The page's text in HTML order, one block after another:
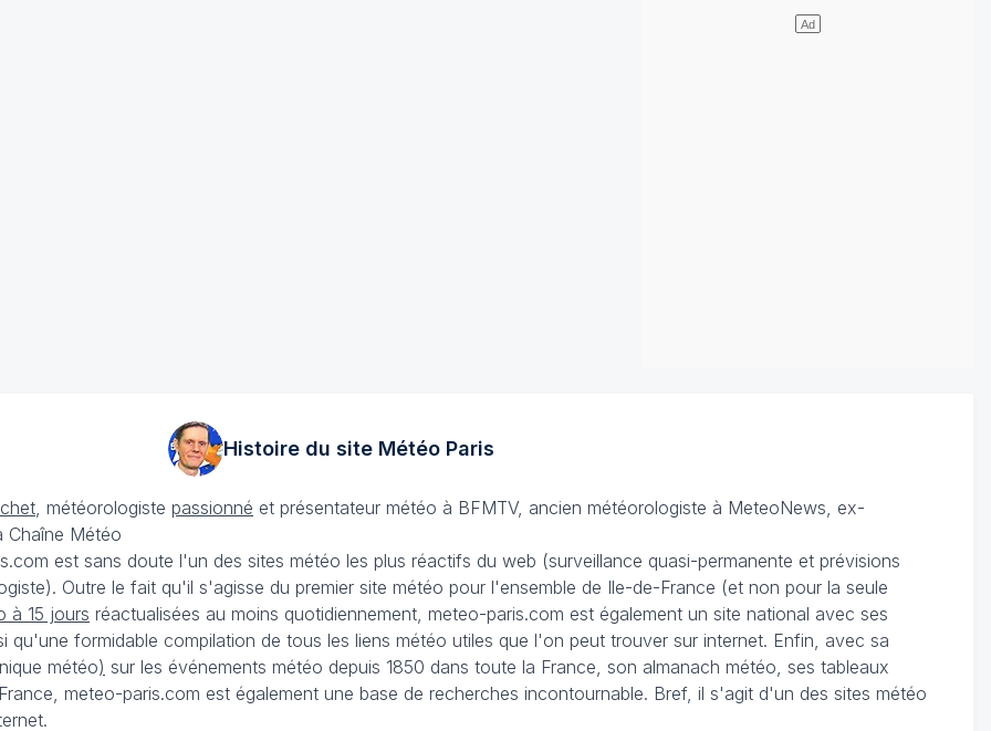
Histoire du site MétéoParis
, météorologiste passionné et présentateur météo à BFMTV, ancien météorologiste à MeteoNews, ex-
Chaîne Météo
est sans doute l'un des sites météo les plus réactifs du web (surveillance quasi-permanente et prévisions
Outre le fait qu'il s'agisse du premier site météo pour l'ensemble de Ile-de-France (et non pour la seule
à 15 jours réactualisées au moins quotidiennement, meteo-paris.com est également un site national avec ses
qu'une formidable compilation de tous les liens météo utiles que l'on peut trouver sur internet. Enfin, avec sa
météo) sur les événements météo depuis 1850 dans toute la France, son almanach météo, ses tableaux
meteo-paris.com est également une base de recherches incontournable. Bref, il s'agit d'un des sites météo